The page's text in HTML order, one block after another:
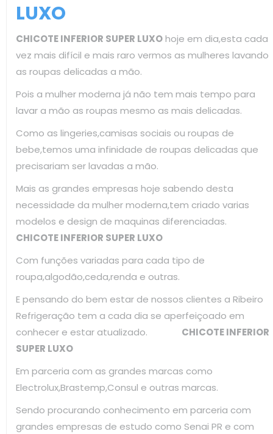
LUXO
CHICOTE INFERIOR SUPER LUXOhoje em dia,esta cada
vez mais difícil e mais raro vermos as mulheres lavando
as roupas delicadas a mão.
Pois a mulher moderna já não tem mais tempo para
lavar a mão as roupas mesmo as mais delicadas.
Como as lingeries,camisas sociais ou roupas de
bebe,temos uma infinidade de roupas delicadas que
precisariam ser lavadas a mão.
Mais as grandes empresas hoje sabendo desta
necessidade da mulher moderna,tem criado varias
modelos e design de maquinas diferenciadas.
CHICOTE INFERIOR SUPER LUXO
Com funções variadas para cada tipo de
roupa,algodão,ceda,renda e outras.
E pensando do bem estar de nossos clientes a Ribeiro
Refrigeração tem a cada dia se aperfeiçoado em
conhecer e estar atualizado. CHICOTE INFERIOR
SUPER LUXO
Em parceria com as grandes marcas como
Electrolux,Brastemp,Consul e outras marcas.
Sendo procurando conhecimento em parceria com
grandes empresas de estudo como Senai PR e com